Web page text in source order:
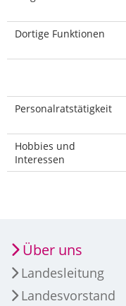
Dortige Funktionen
Personalratstätigkeit
Hobbies und
Interessen
Über uns
Landesleitung
Landesvorstand